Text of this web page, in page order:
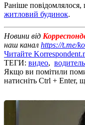
Раніше повідомлялося,
житловий будинок.
Новини від
наш канал https://t.me/
Читайте
ТЕГИ: видео, водитель
Якщо ви помітили
натисніть Ctrl + Enter,